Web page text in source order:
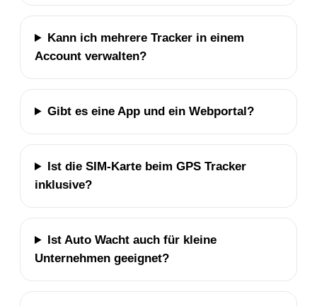
Kann ich mehrere Tracker in einem
Account verwalten?
Gibt es eine App und ein Webportal?
Ist die SIM-Karte beim GPS Tracker
inklusive?
Ist Auto Wacht auch für kleine
Unternehmen geeignet?